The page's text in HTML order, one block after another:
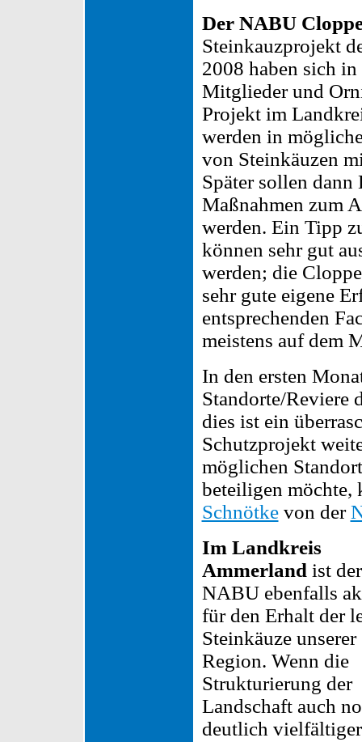
Der NABU
Steinkauzprojekt
2008 haben sich
Mitglieder und
Projekt im
werden in
von Steinkäuzen
Später sollen
Maßnahmen zum
werden. Ein Tipp
können sehr gut
werden; die
sehr gute eigene
entsprechenden
meistens auf dem
In den ersten
Standorte/Reviere
dies ist ein
Schutzprojekt
möglichen
beteiligen möchte,
Schnötkevon der
Im Landkreis
Ammerlandist der
NABU ebenfalls
für den Erhalt der
Steinkäuze unserer
Region. Wenn die
Strukturierung der
Landschaft auch
deutlich